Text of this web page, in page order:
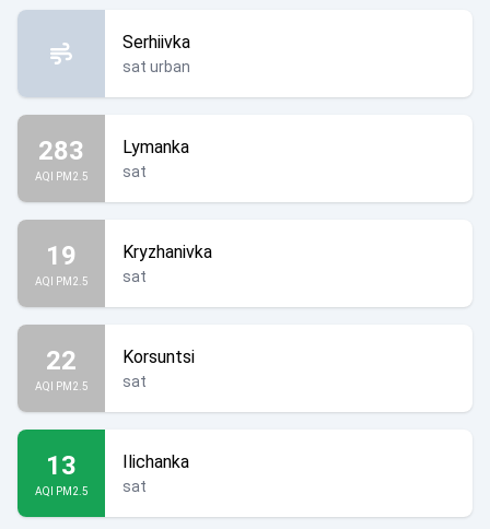
Serhiivka
sat urban
283
AQI PM2.5
Lymanka
sat
19
AQI PM2.5
Kryzhanivka
sat
22
AQI PM2.5
Korsuntsi
sat
13
AQI PM2.5
Ilichanka
sat